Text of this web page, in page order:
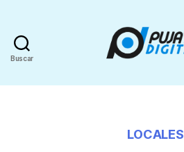
Buscar
LOCALES